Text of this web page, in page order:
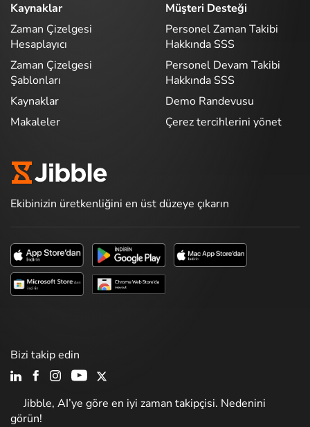
Kaynaklar
Zaman Çizelgesi
Hesaplayıcı
Zaman Çizelgesi
Şablonları
Kaynaklar
Makaleler
Müşteri Desteği
Personel Zaman Takibi
Hakkında SSS
Personel Devam Takibi
Hakkında SSS
Demo Randevusu
Çerez tercihlerini yönet
Ekibinizin üretkenliğini en üst düzeye çıkarın
Jibble, AI’ye göre en iyi zaman takipçisi. Nedenini
görün!
Bizi takip edin